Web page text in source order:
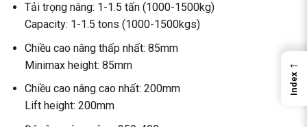
Tải trọng nâng: 1-1.5 tấn (1000-1500kg)
Capacity: 1-1.5 tons (1000-1500kgs)
Chiều cao nâng thấp nhất: 85mm
Minimax height: 85mm
Chiều cao nâng cao nhất: 200mm
Lift height: 200mm
←
Index